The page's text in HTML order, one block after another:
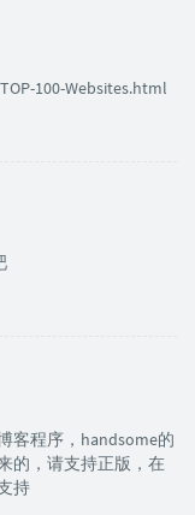
100-Websites.html
客程序，handsome的
的，请支持正版，在
持